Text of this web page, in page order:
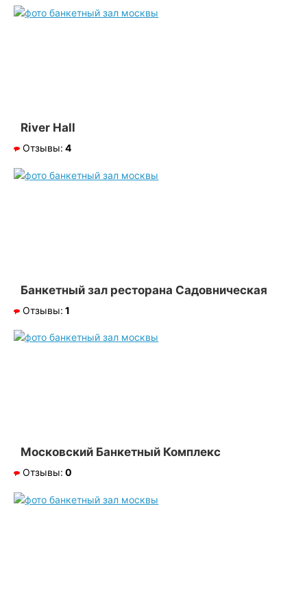
River Hall
Отзывы: 4
Банкетный зал ресторана Садовническая
Отзывы: 1
Московский Банкетный Комплекс
Отзывы: 0